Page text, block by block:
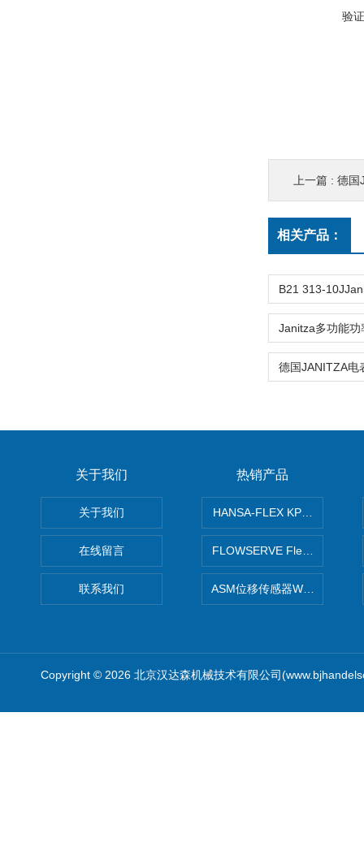
验
上一篇 : 德国
相关产品：
关于我们
关于我们
在线留言
联系我们
热销产品
HANSA-FLEX KP100P紧凑
FLOWSERVE Flex Wedge闸
ASM位移传感器WS10-750
Copyright © 2026 北京汉达森机械技术有限公司